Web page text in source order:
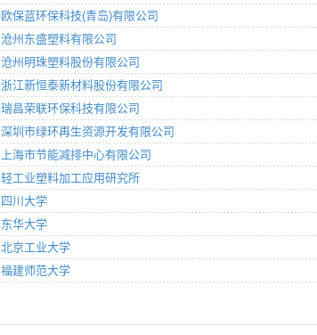
欧保蓝环保科技(青岛)有限公司
沧州东盛塑料有限公司
沧州明珠塑料股份有限公司
浙江新恒泰新材料股份有限公司
瑞昌荣联环保科技有限公司
深圳市绿环再生资源开发有限公司
上海市节能减排中心有限公司
轻工业塑料加工应用研究所
四川大学
东华大学
北京工业大学
福建师范大学